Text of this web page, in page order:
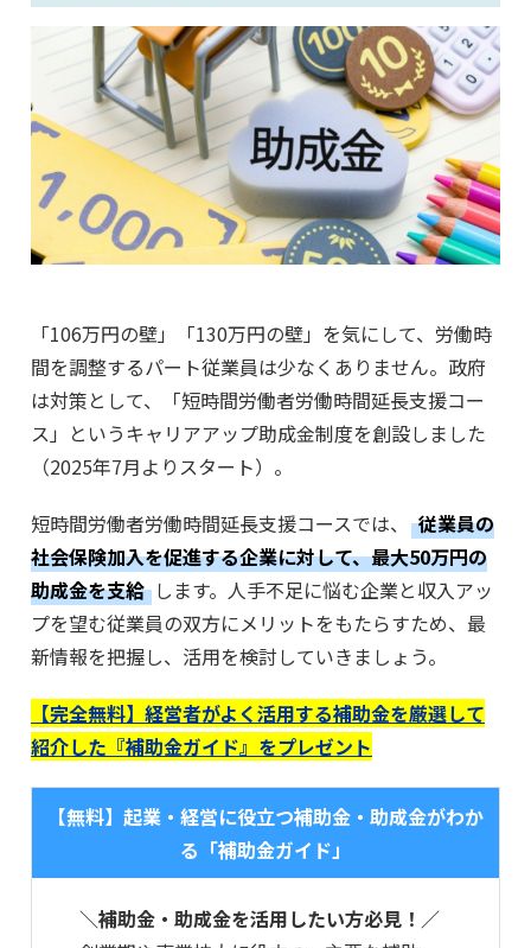
「106万円の壁」「130万円の壁」を気にして、労働時
間を調整するパート従業員は少なくありません。政府
は対策として、「短時間労働者労働時間延長支援コー
ス」というキャリアアップ助成金制度を創設しました
（2025年7月よりスタート）。
短時間労働者労働時間延長支援コースでは、
従業員の
社会保険加入を促進する企業に対して、最大50万円の
助成金を支給 します。人手不足に悩む企業と収入アッ
プを望む従業員の双方にメリットをもたらすため、最
新情報を把握し、活用を検討していきましょう。
【完全無料】経営者がよく活用する補助金を厳選して
紹介した『補助金ガイド』をプレゼント
【無料】起業・経営に役立つ補助金・助成金がわか
る「補助金ガイド」
＼補助金・助成金を活用したい方必見！／